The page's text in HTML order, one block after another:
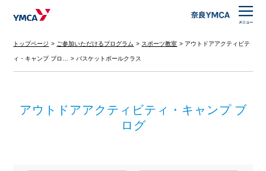
トップページ ご参加いただけるプログラム スポーツ教室 アウトドアアクティビテ
ィ・キャンプ ブロ… バスケットボールクラス
アウトドアアクティビティ・キャンプ ブ
ログ